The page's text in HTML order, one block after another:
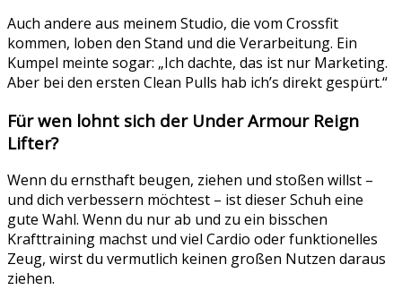
Auch andere aus meinem Studio, die vom Crossfit
kommen, loben den Stand und die Verarbeitung. Ein
Kumpel meinte sogar: „Ich dachte, das ist nur Marketing.
Aber bei den ersten Clean Pulls hab ich’s direkt gespürt.“
Für wen lohnt sich der Under Armour Reign
Lifter?
Wenn du ernsthaft beugen, ziehen und stoßen willst –
und dich verbessern möchtest – ist dieser Schuh eine
gute Wahl. Wenn du nur ab und zu ein bisschen
Krafttraining machst und viel Cardio oder funktionelles
Zeug, wirst du vermutlich keinen großen Nutzen daraus
ziehen.